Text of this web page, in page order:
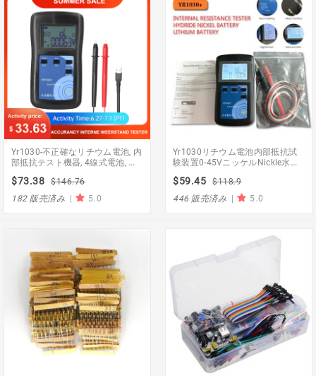
Yr1030-不正確なリチウム電池, 内
部抵抗テスト機器, 4線式電池, 内
$73.38
$146.76
182 販売済み | 5.0
Yr1030リチウム電池内部抵抗試
験装置0-45VニッケルNickle水素
ョン1
$59.45
$118.9
446 販売済み | 5.0